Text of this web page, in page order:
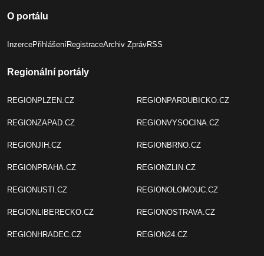
O portálu
InzercePřihlášeníRegistraceArchiv ZprávRSS
Regionální portály
REGIONPLZEN.CZ
REGIONZAPAD.CZ
REGIONJIH.CZ
REGIONPRAHA.CZ
REGIONUSTI.CZ
REGIONLIBERECKO.CZ
REGIONHRADEC.CZ
REGIONPARDUBICKO.CZ
REGIONVYSOCINA.CZ
REGIONBRNO.CZ
REGIONZLIN.CZ
REGIONOLOMOUC.CZ
REGIONOSTRAVA.CZ
REGION24.CZ